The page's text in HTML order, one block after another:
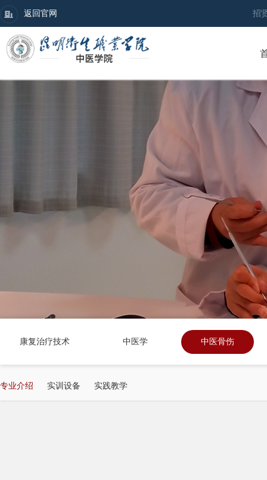
返回官网 招
康复治疗技术 中医学 中医骨伤
专业介绍 实训设备 实践教学